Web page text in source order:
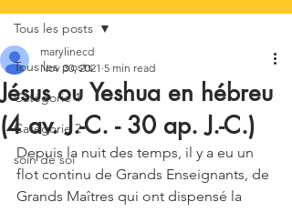
Tous les posts
Catégorie 1
Catégorie 2
soin de soi
Tous les posts
Jésus ou Yeshua en hébreu
(4 av. J.-C. - 30 ap. J.-C.)
marylinecd
Nov 30, 2021 5 min read
Depuis la nuit des temps, il y a eu un
flot continu de Grands Enseignants, de
Grands Maîtres qui ont dispensé la